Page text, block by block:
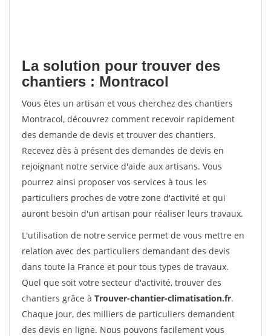
La solution pour trouver des
chantiers : Montracol
Vous êtes un artisan et vous cherchez des chantiers
Montracol, découvrez comment recevoir rapidement
des demande de devis et trouver des chantiers.
Recevez dès à présent des demandes de devis en
rejoignant notre service d'aide aux artisans. Vous
pourrez ainsi proposer vos services à tous les
particuliers proches de votre zone d'activité et qui
auront besoin d'un artisan pour réaliser leurs travaux.
L'utilisation de notre service permet de vous mettre en
relation avec des particuliers demandant des devis
dans toute la France et pour tous types de travaux.
Quel que soit votre secteur d'activité, trouver des
chantiers grâce à Trouver-chantier-climatisation.fr.
Chaque jour, des milliers de particuliers demandent
des devis en ligne. Nous pouvons facilement vous